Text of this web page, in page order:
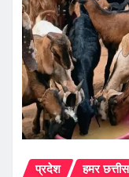
प्रदेश हमर